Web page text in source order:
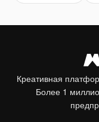
Креативная
Более 1